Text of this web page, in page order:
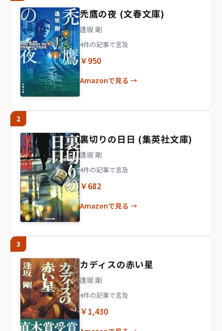
禿鷹の夜 (文春文庫)
逢坂 剛
4件の記事で言及
￥950
Amazonで見る →
2
裏切りの日日 (集英社文庫)
逢坂 剛
4件の記事で言及
￥682
Amazonで見る →
3
カディスの赤い星
逢坂 剛
4件の記事で言及
￥1,430